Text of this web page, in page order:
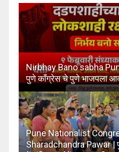
Nirbhay Bano sabha
पुणे कॉंग्रेस चे पुणे भाजपला
Pune Nationalist
Sharadchandra Pawar |